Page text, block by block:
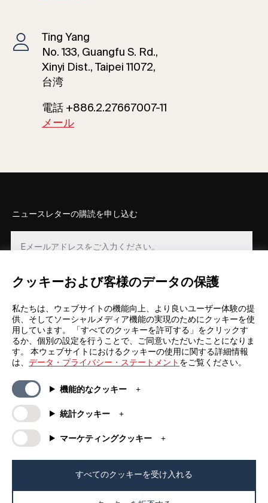
クッキーおよび客様のデータの保護
私たちは、ウェブサイトの機能向上、より良いユーザー体験の提
供、そしてソーシャルメディア機能の実現のためにクッキーを使
用しています。 「すべてのクッキーを許可する」をクリックす
るか、個別の設定を行うことで、ご同意いただいたことになりま
す。 本ウェブサイトにおけるクッキーの使用に関する詳細情報
は、 データ・プライバシー・ステートメント をご覧ください。
機能的なクッキー
統計クッキー
マーケティングクッキー
すべてのクッキーを受け入れる
Ting Yang
No. 133, Guangfu S. Rd.,
Xinyi Dist., Taipei 11072,
台湾
電話 +886.2.27667007-11
メール
FAQs
ダウンロード資料
利用規約
抽選規約
my iF
ニュース / プレスリリース
連絡先
iFデザインアカデミー
ニュースレターの購読を申し込む
登録